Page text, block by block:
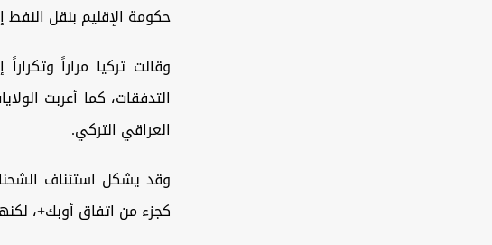
حكومة الإقليم بنقل
وقالت تركيا مراراً
التدفقات، كما أعربت
العراقي التركي.
وقد يشكل استئناف
كجزء من اتفاق أوبك+،